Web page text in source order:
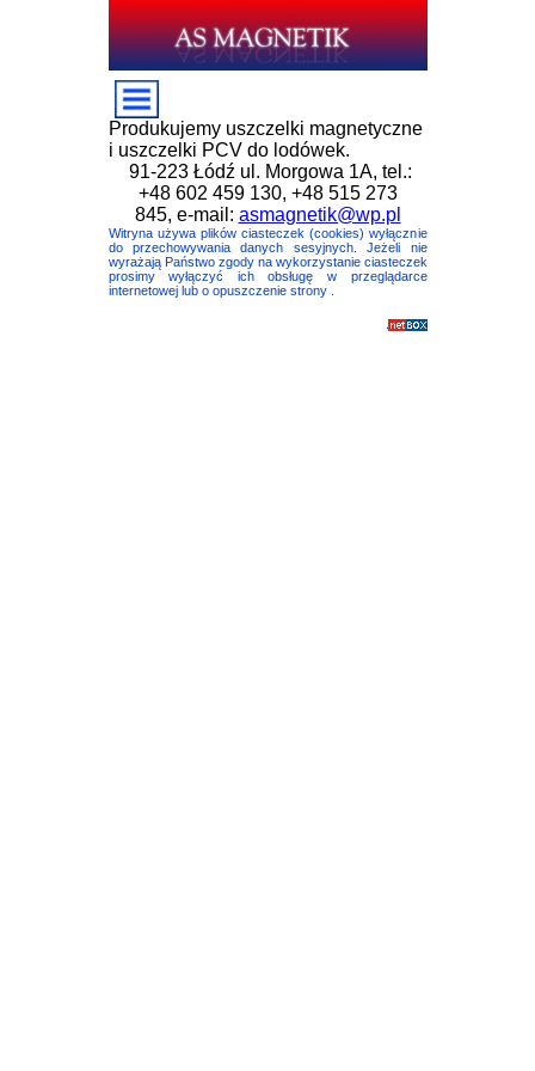
Produkujemy uszczelki magnetyczne
i uszczelki PCV do lodówek.
91-223 Łódź ul. Morgowa 1A, tel.:
+48 602 459 130, +48 515 273
845, e-mail: asmagnetik@wp.pl
Witryna używa plików ciasteczek (cookies) wyłącznie
do przechowywania danych sesyjnych. Jeżeli nie
wyrażają Państwo zgody na wykorzystanie ciasteczek
prosimy wyłączyć ich obsługę w przeglądarce
internetowej lub o opuszczenie strony .